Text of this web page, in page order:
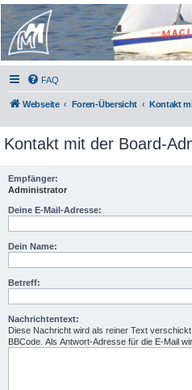
Micro Magic Forum
Deutschland
FAQ
Webseite Foren-Übersicht
Kontakt mit der Board-
Empfänger:
Administrator
Deine E-Mail-Adresse:
Dein Name:
Betreff:
Nachrichtentext:
Diese Nachricht wird als reiner Text
BBCode. Als Antwort-Adresse für die E-Mail